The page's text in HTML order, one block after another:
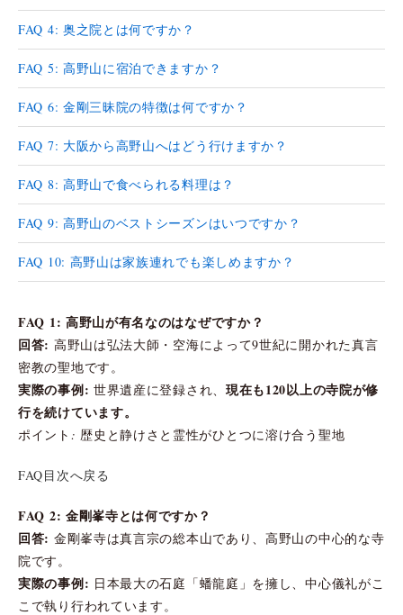
FAQ 4: 奥之院とは何ですか？
FAQ 5: 高野山に宿泊できますか？
FAQ 6: 金剛三昧院の特徴は何ですか？
FAQ 7: 大阪から高野山へはどう行けますか？
FAQ 8: 高野山で食べられる料理は？
FAQ 9: 高野山のベストシーズンはいつですか？
FAQ 10: 高野山は家族連れでも楽しめますか？
FAQ 1: 高野山が有名なのはなぜですか？
回答: 高野山は弘法大師・空海によって9世紀に開かれた真言
密教の聖地です。
実際の事例: 世界遺産に登録され、 現在も120以上の寺院が修
行を続けています。
ポイント: 歴史と静けさと霊性がひとつに溶け合う聖地
FAQ目次へ戻る
FAQ 2: 金剛峯寺とは何ですか？
回答: 金剛峯寺は真言宗の総本山であり、高野山の中心的な寺
院です。
実際の事例: 日本最大の石庭「蟠龍庭」を擁し、中心儀礼がこ
こで執り行われています。